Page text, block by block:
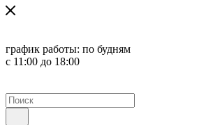
график работы: по будням
с 11:00 до 18:00